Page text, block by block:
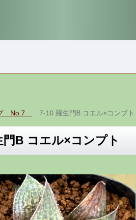
No.7 7-10 羅生門B コエル×コンプト
門B コエル×コンプト